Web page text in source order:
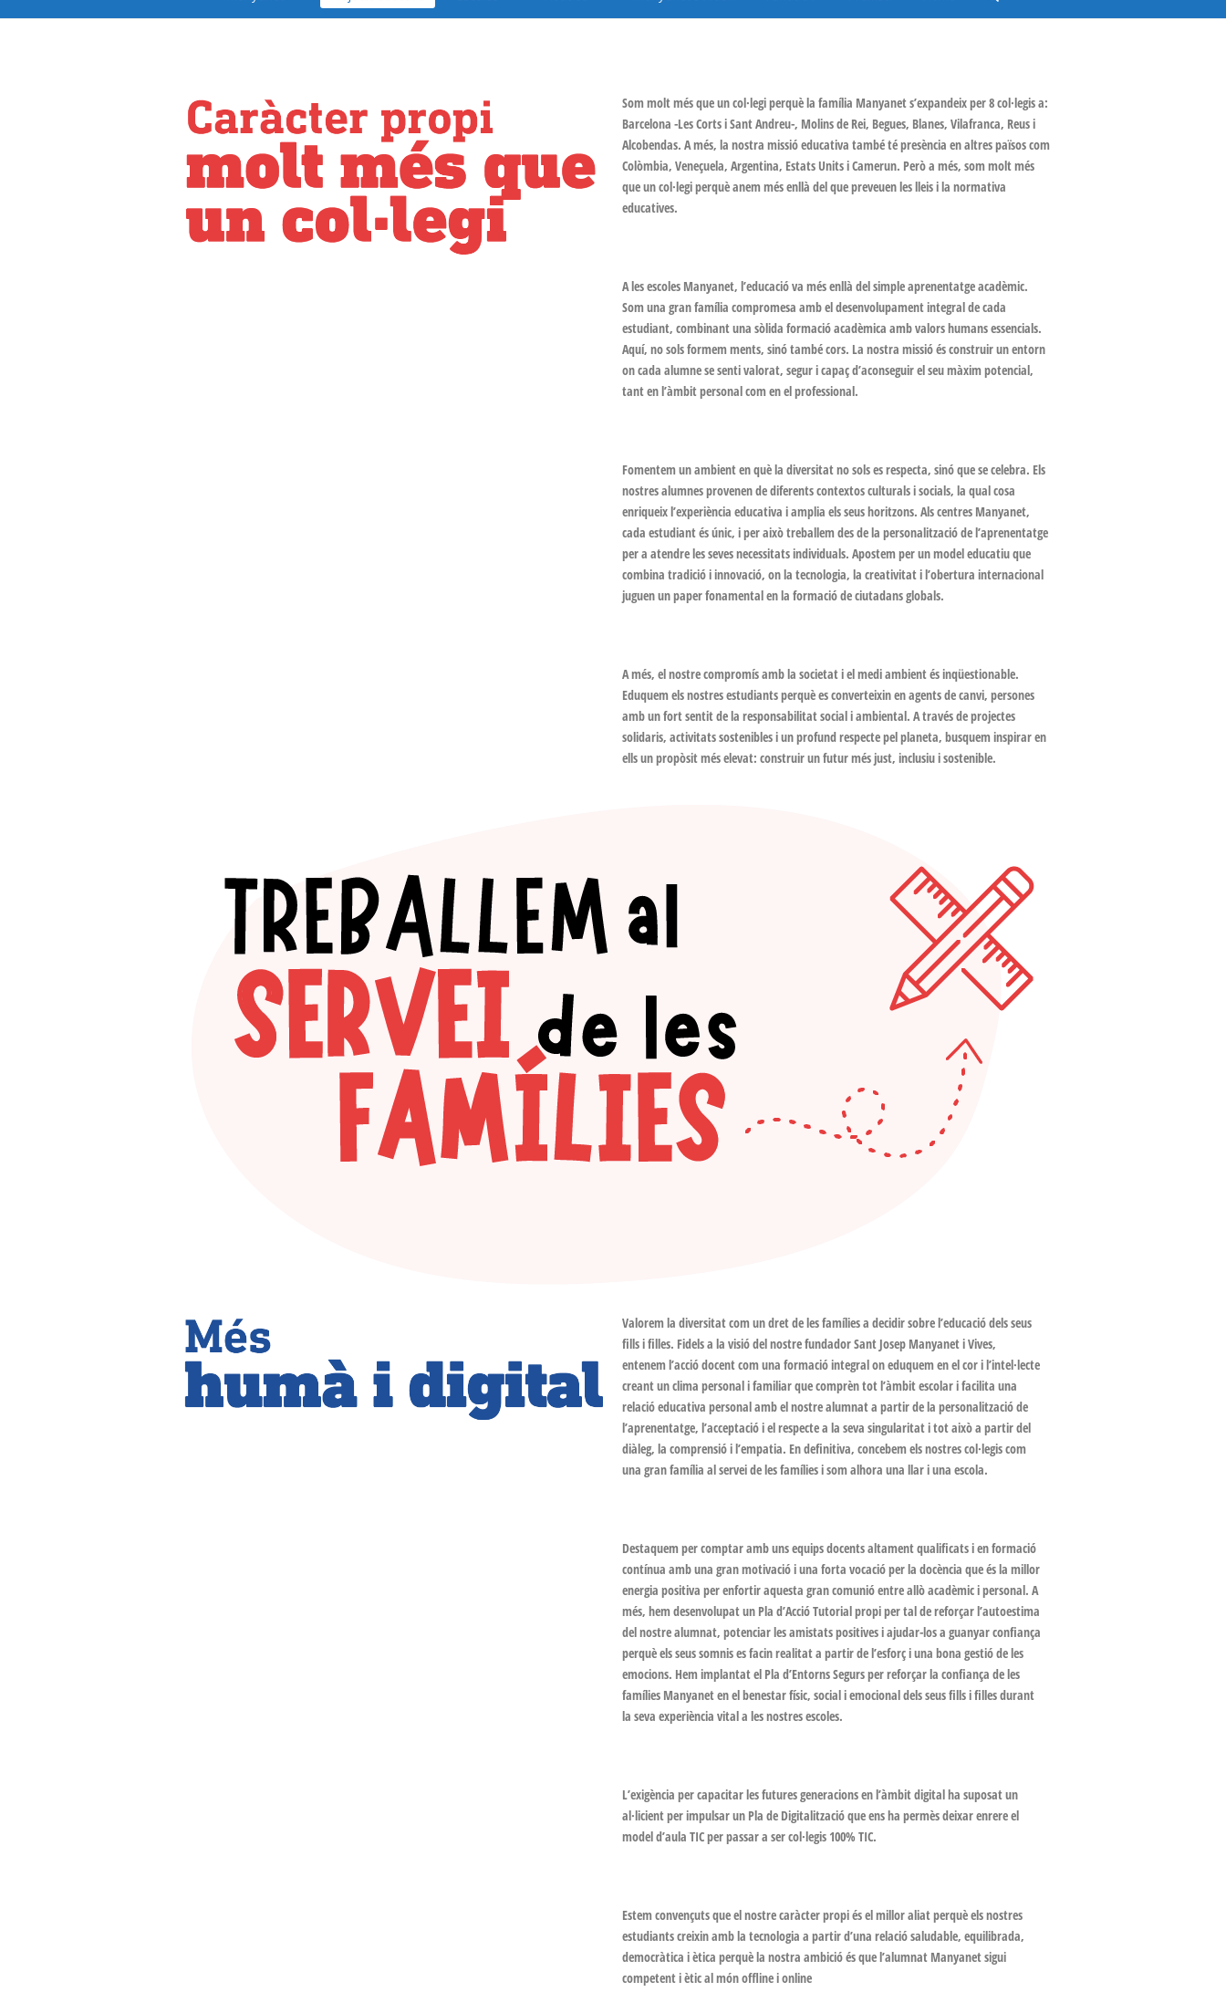
Som molt més que un col·legi perquè la família Manyanet s’expandeix per 8 col·legis a:
Barcelona -Les Corts i Sant Andreu-, Molins de Rei, Begues, Blanes, Vilafranca, Reus i
Alcobendas. A més, la nostra missió educativa també té presència en altres països com
Colòmbia, Veneçuela, Argentina, Estats Units i Camerun. Però a més, som molt més
que un col·legi perquè anem més enllà del que preveuen les lleis i la normativa
educatives.
A les escoles Manyanet, l’educació va més enllà del simple aprenentatge acadèmic.
Som una gran família compromesa amb el desenvolupament integral de cada
estudiant, combinant una sòlida formació acadèmica amb valors humans essencials.
Aquí, no sols formem ments, sinó també cors. La nostra missió és construir un entorn
on cada alumne se senti valorat, segur i capaç d’aconseguir el seu màxim potencial,
tant en l’àmbit personal com en el professional.
Fomentem un ambient en què la diversitat no sols es respecta, sinó que se celebra. Els
nostres alumnes provenen de diferents contextos culturals i socials, la qual cosa
enriqueix l’experiència educativa i amplia els seus horitzons. Als centres Manyanet,
cada estudiant és únic, i per això treballem des de la personalització de l’aprenentatge
per a atendre les seves necessitats individuals. Apostem per un model educatiu que
combina tradició i innovació, on la tecnologia, la creativitat i l’obertura internacional
juguen un paper fonamental en la formació de ciutadans globals.
A més, el nostre compromís amb la societat i el medi ambient és inqüestionable.
Eduquem els nostres estudiants perquè es converteixin en agents de canvi, persones
amb un fort sentit de la responsabilitat social i ambiental. A través de projectes
solidaris, activitats sostenibles i un profund respecte pel planeta, busquem inspirar en
ells un propòsit més elevat: construir un futur més just, inclusiu i sostenible.
Valorem la diversitat com un dret de les famílies a decidir sobre l’educació dels seus
fills i filles. Fidels a la visió del nostre fundador Sant Josep Manyanet i Vives,
entenem l’acció docent com una formació integral on eduquem en el cor i l’intel·lecte
creant un clima personal i familiar que comprèn tot l’àmbit escolar i facilita una
relació educativa personal amb el nostre alumnat a partir de la personalització de
l’aprenentatge, l’acceptació i el respecte a la seva singularitat i tot això a partir del
diàleg, la comprensió i l’empatia. En definitiva, concebem els nostres col·legis com
una gran família al servei de les famílies i som alhora una llar i una escola.
Destaquem per comptar amb uns equips docents altament qualificats i en formació
contínua amb una gran motivació i una forta vocació per la docència que és la millor
energia positiva per enfortir aquesta gran comunió entre allò acadèmic i personal. A
més, hem desenvolupat un Pla d’Acció Tutorial propi per tal de reforçar l’autoestima
del nostre alumnat, potenciar les amistats positives i ajudar-los a guanyar confiança
perquè els seus somnis es facin realitat a partir de l’esforç i una bona gestió de les
emocions. Hem implantat el Pla d’Entorns Segurs per reforçar la confiança de les
famílies Manyanet en el benestar físic, social i emocional dels seus fills i filles durant
la seva experiència vital a les nostres escoles.
L’exigència per capacitar les futures generacions en l’àmbit digital ha suposat un
al·licient per impulsar un Pla de Digitalització que ens ha permès deixar enrere el
model d’aula TIC per passar a ser col·legis 100% TIC.
Estem convençuts que el nostre caràcter propi és el millor aliat perquè els nostres
estudiants creixin amb la tecnologia a partir d’una relació saludable, equilibrada,
democràtica i ètica perquè la nostra ambició és que l’alumnat Manyanet sigui
competent i ètic al món offline i online